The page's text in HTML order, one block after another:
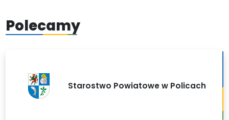
Polecamy
Starostwo Powiatowe w Policach